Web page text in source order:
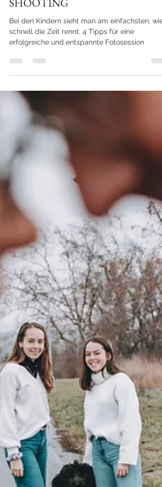
KINDERGEBURTSTAG-
SHOOTING
Bei den Kindern sieht man am einfachsten, wie
erfolgreiche und entspannte Fotosession